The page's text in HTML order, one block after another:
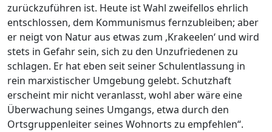
zurückzuführen ist. Heute ist Wahl zweifellos ehrlich
entschlossen, dem Kommunismus fernzubleiben; aber
er neigt von Natur aus etwas zum ‚Krakeelen‘ und wird
stets in Gefahr sein, sich zu den Unzufriedenen zu
schlagen. Er hat eben seit seiner Schulentlassung in
rein marxistischer Umgebung gelebt. Schutzhaft
erscheint mir nicht veranlasst, wohl aber wäre eine
Überwachung seines Umgangs, etwa durch den
Ortsgruppenleiter seines Wohnorts zu empfehlen“.